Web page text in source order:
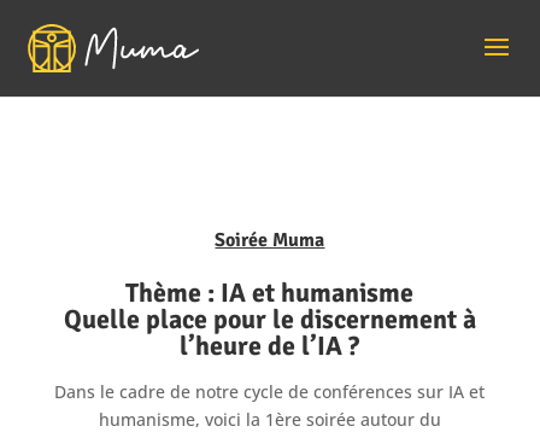
Soirée Muma
Thème : IA et humanisme
Quelle place pour le discernement à
l’heure de l’IA ?
Dans le cadre de notre cycle de conférences sur IA et
humanisme, voici la 1ère soirée autour du